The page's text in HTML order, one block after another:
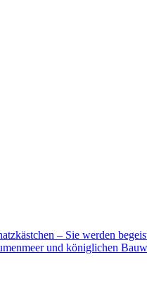
– Sie werden
und königlichen